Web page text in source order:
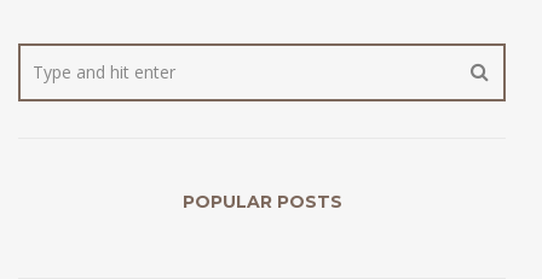
POPULAR POSTS